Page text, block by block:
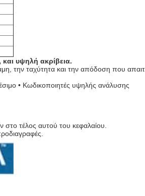
υψηλή ακρίβεια.
την ταχύτητα και την απόδοση που
• Κωδικοποιητές υψηλής ανάλυσης
τέλος αυτού του κεφαλαίου.